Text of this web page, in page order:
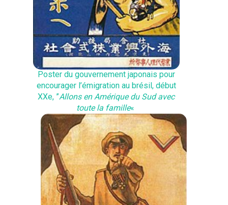
Poster du gouvernement japonais pour
encourager l’émigration au brésil, début
XXe, ”Allons en Amérique du Sud avec
toute la famille«